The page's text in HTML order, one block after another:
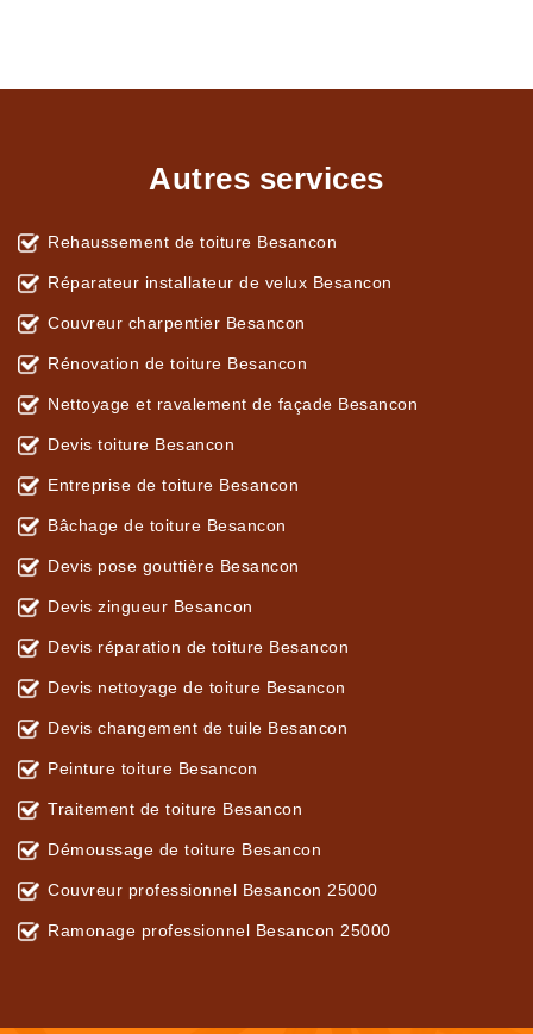
Autres services
Rehaussement de toiture Besancon
Réparateur installateur de velux Besancon
Couvreur charpentier Besancon
Rénovation de toiture Besancon
Nettoyage et ravalement de façade Besancon
Devis toiture Besancon
Entreprise de toiture Besancon
Bâchage de toiture Besancon
Devis pose gouttière Besancon
Devis zingueur Besancon
Devis réparation de toiture Besancon
Devis nettoyage de toiture Besancon
Devis changement de tuile Besancon
Peinture toiture Besancon
Traitement de toiture Besancon
Démoussage de toiture Besancon
Couvreur professionnel Besancon 25000
Ramonage professionnel Besancon 25000